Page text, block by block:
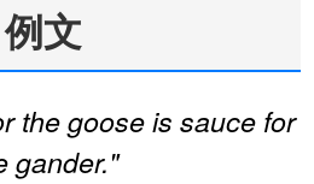
例文
the goose is sauce for
gander."